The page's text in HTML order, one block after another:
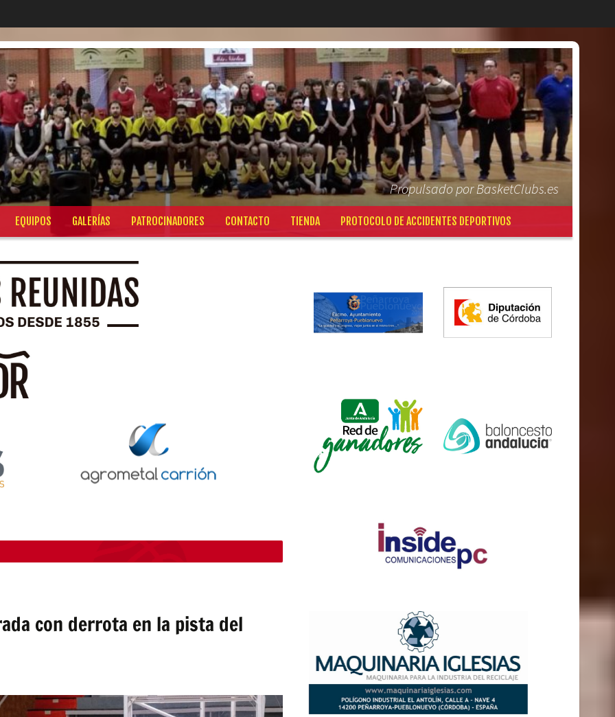
Propulsado por BasketClubs.es
EQUIPOS GALERÍAS PATROCINADORES CONTACTO TIENDA PROTOCOLO DE ACCIDENTES DEPORTIVOS
con derrota en la pista del